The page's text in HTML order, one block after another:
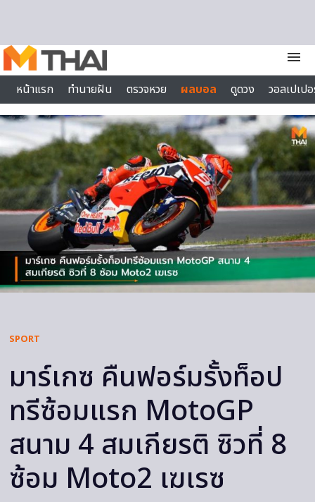
menu
หน้าแรก
ทำนายฝัน ตรวจหวย ผลบอล ดูดวง
วอลเปเป
ไลฟ์สไตล์
SPORT
มาร์เกซ คืนฟอร์มรั้งท็อป
ทรีซ้อมแรก MotoGP
สนาม 4 สมเกียรติ ซิวที่ 8
ซ้อม Moto2 เฆเรซ